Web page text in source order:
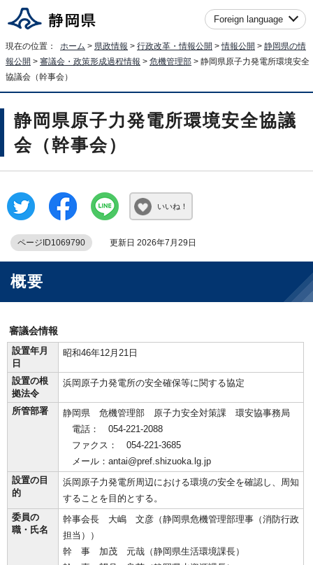
Foreign language
現在の位置： ホーム > 県政情報 > 行政改革・情報公開 >情報公開 > 静岡県の情
報公開 > 審議会・政策形成過程情報 > 危機管理部 > 静岡県原子力発電所環境安全
協議会（幹事会）
静岡県原子力発電所環境安全協議
会（幹事会）
いいね！
ページID1069790 更新日 2026年7月29日
概要
審議会情報
設置年月
日
昭和46年12月21日
設置の根
拠法令
浜岡原子力発電所の安全確保等に関する協定
所管部署
静岡県 危機管理部 原子力安全対策課 環安協事務局
電話： 054-221-2088
ファクス： 054-221-3685
メール：antai@pref.shizuoka.lg.jp
設置の目
的
浜岡原子力発電所周辺における環境の安全を確認し、周知
することを目的とする。
委員の
職・氏名
幹事会長 大嶋 文彦（静岡県危機管理部理事（消防行政
担当））
幹 事 加茂 元哉（静岡県生活環境課長）